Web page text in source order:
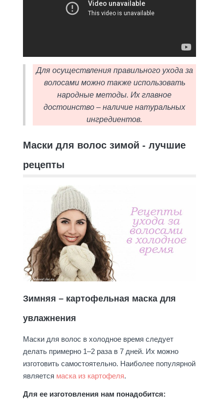
Для осуществления правильного ухода за
волосами можно также использовать
народные методы. Их главное
достоинство – наличие натуральных
ингредиентов.
Маски для волос зимой - лучшие
рецепты
Зимняя – картофельная маска для
увлажнения
Маски для волос в холодное время следует
делать примерно 1–2 раза в 7 дней. Их можно
изготовить самостоятельно. Наиболее популярной
является маска из картофеля.
Для ее изготовления нам понадобится: